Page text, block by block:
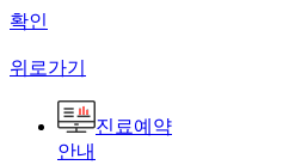
확인
위로가기
진료예약
안내